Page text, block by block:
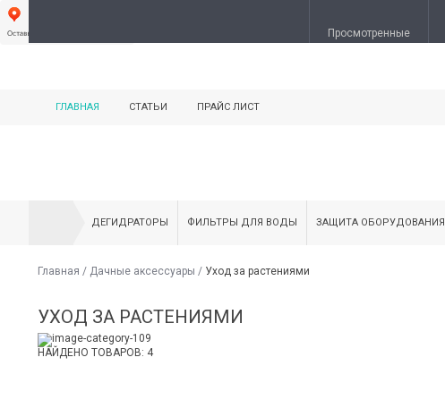
Просмотренные
ГЛАВНАЯ СТАТЬИ ПРАЙС ЛИСТ
ДЕГИДРАТОРЫ ФИЛЬТРЫ ДЛЯ ВОДЫ ЗАЩИТА ОБОРУДОВАНИЯ
Главная / Дачные аксессуары / Уход за растениями
УХОД ЗА РАСТЕНИЯМИ
НАЙДЕНО ТОВАРОВ: 4